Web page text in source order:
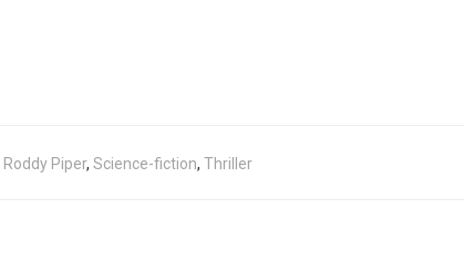
Roddy Piper, Science-fiction, Thriller